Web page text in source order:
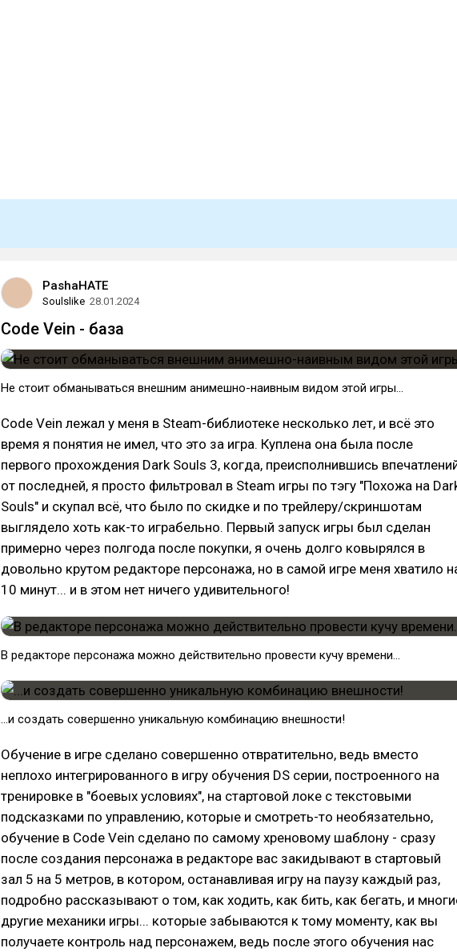
PashaHATE
Soulslike 28.01.2024
Code Vein - база
Не стоит обманываться внешним анимешно-наивным видом этой игры...
Code Vein лежал у меня в Steam-библиотеке несколько лет, и всё это
время я понятия не имел, что это за игра. Куплена она была после
первого прохождения Dark Souls 3, когда, преисполнившись
от последней, я просто фильтровал в Steam игры по тэгу "Похожа на
Souls" и скупал всё, что было по скидке и по трейлеру/скриншотам
выглядело хоть как-то играбельно. Первый запуск игры был сделан
примерно через полгода после покупки, я очень долго ковырялся в
довольно крутом редакторе персонажа, но в самой игре меня хватило
10 минут... и в этом нет ничего удивительного!
В редакторе персонажа можно действительно провести кучу времени...
...и создать совершенно уникальную комбинацию внешности!
Обучение в игре сделано совершенно отвратительно, ведь вместо
неплохо интегрированного в игру обучения DS серии, построенного на
тренировке в "боевых условиях", на стартовой локе с текстовыми
подсказками по управлению, которые и смотреть-то необязательно,
обучение в Code Vein сделано по самому хреновому шаблону - сразу
после создания персонажа в редакторе вас закидывают в стартовый
зал 5 на 5 метров, в котором, останавливая игру на паузу каждый раз,
подробно рассказывают о том, как ходить, как бить, как бегать, и
другие механики игры... которые забываются к тому моменту, как вы
получаете контроль над персонажем, ведь после этого обучения нас